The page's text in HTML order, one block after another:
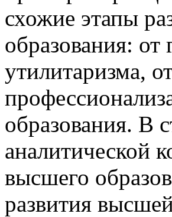
схожие этапы
образования: от
утилитаризма,
образования. В
аналитической
высшего
развития